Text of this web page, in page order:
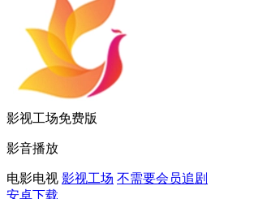
影视工场免费版
影音播放
电影电视 影视工场 不需要会员追剧
安卓下载